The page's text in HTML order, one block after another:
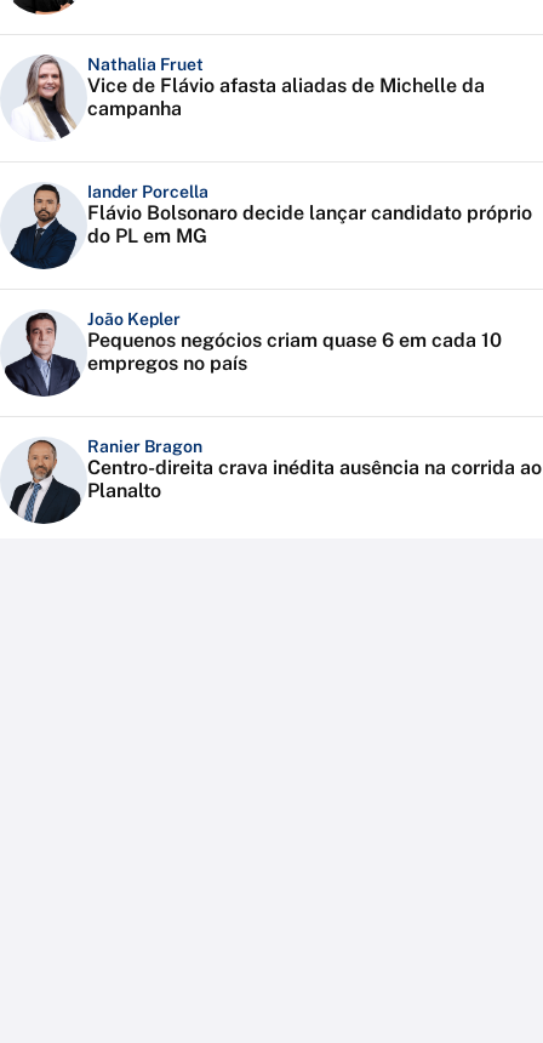
Nathalia Fruet
Vice de Flávio afasta aliadas de Michelle da
campanha
Iander Porcella
Flávio Bolsonaro decide lançar candidato próprio
do PL em MG
João Kepler
Pequenos negócios criam quase 6 em cada 10
empregos no país
Ranier Bragon
Centro-direita crava inédita ausência na corrida ao
Planalto